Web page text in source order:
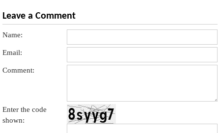
Leave a Comment
Name:
Email:
Comment:
Enter the code
shown: